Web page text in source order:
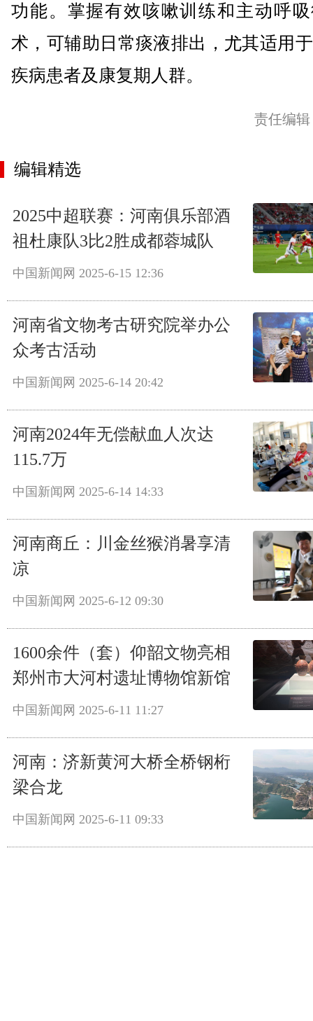
功能。掌握有效咳嗽训练和主动呼
术，可辅助日常痰液排出，尤其适用
疾病患者及康复期人群。
责任编
编辑精选
2025中超联赛：河南俱乐部酒
祖杜康队3比2胜成都蓉城队
中国新闻网 2025-6-15 12:36
河南省文物考古研究院举办公
众考古活动
中国新闻网 2025-6-14 20:42
河南2024年无偿献血人次达
115.7万
中国新闻网 2025-6-14 14:33
河南商丘：川金丝猴消暑享清
凉
中国新闻网 2025-6-12 09:30
1600余件（套）仰韶文物亮相
郑州市大河村遗址博物馆新馆
中国新闻网 2025-6-11 11:27
河南：济新黄河大桥全桥钢桁
梁合龙
中国新闻网 2025-6-11 09:33